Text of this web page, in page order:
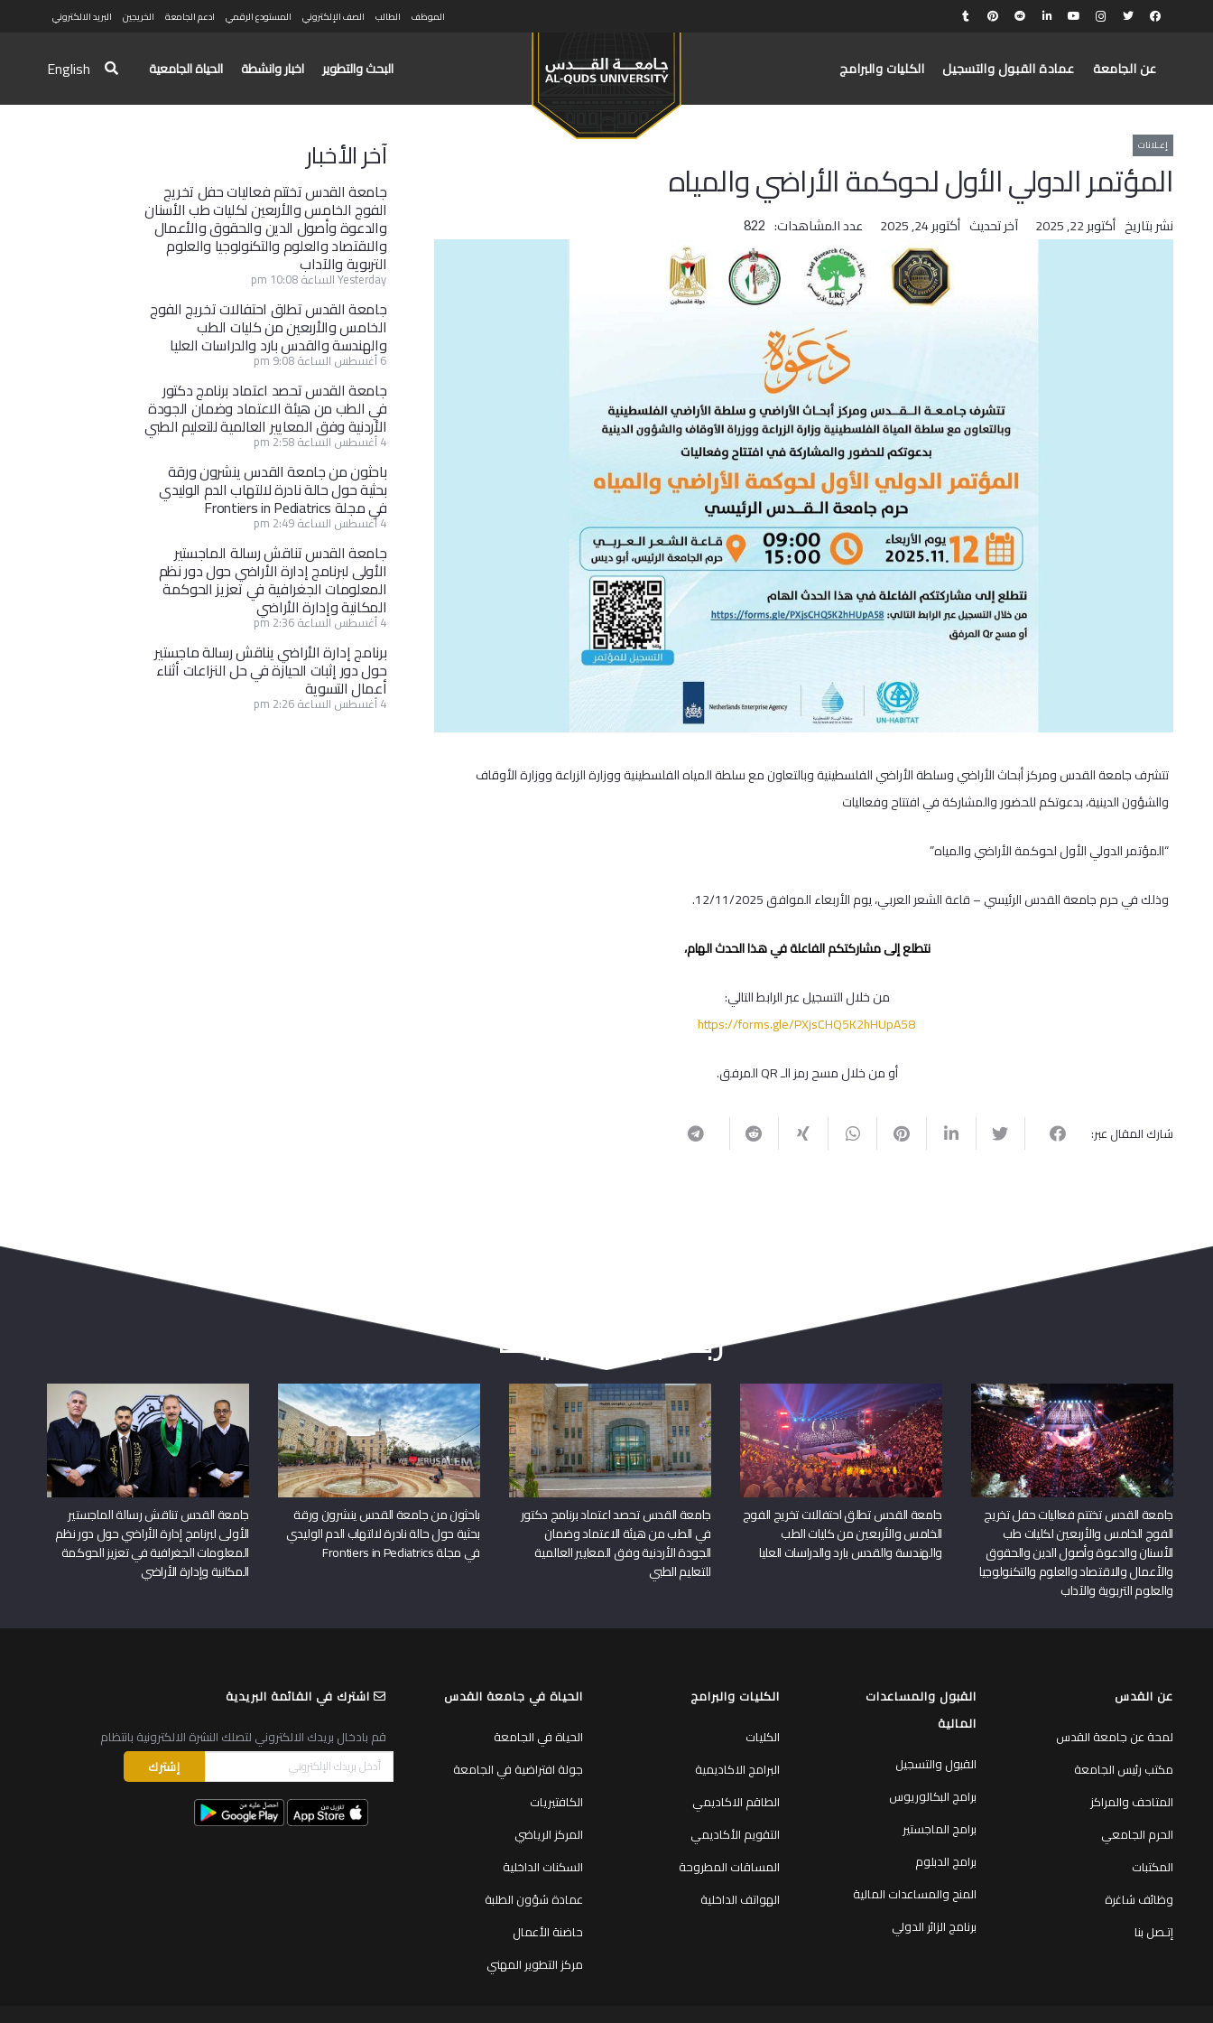
الموظف الطالب الصف الإلكتروني المستودع الرقمي ادعم الجامعة الخريجين البريد الالكتروني
عن الجامعة عمادة القبول والتسجيل الكليات والبرامج البحث والتطوير اخبار وانشطة الحياة الجامعية English
إعـلانات
المؤتمر الدولي الأول لحوكمة الأراضي والمياه
نشر بتاريخ أكتوبر 22, 2025 آخر تحديث أكتوبر 24, 2025 عدد المشاهدات: 822
تتشرف جامعة القدس ومركز أبحاث الأراضي وسلطة الأراضي الفلسطينية وبالتعاون مع سلطة المياه الفلسطينية ووزارة الزراعة ووزارة الأوقاف
والشؤون الدينية، بدعوتكم للحضور والمشاركة في افتتاح وفعاليات
“المؤتمر الدولي الأول لحوكمة الأراضي والمياه”
وذلك في حرم جامعة القدس الرئيسي – قاعة الشعر العربي، يوم الأربعاء الموافق 12/11/2025.
نتطلع إلى مشاركتكم الفاعلة في هذا الحدث الهام،
من خلال التسجيل عبر الرابط التالي:
https://forms.gle/PXjsCHQ5K2hHUpA58
أو من خلال مسح رمز الـ QR المرفق.
شارك المقال عبر:
آخر الأخبار
جامعة القدس تختتم فعاليات حفل تخريج
الفوج الخامس والأربعين لكليات طب الأسنان
والدعوة وأصول الدين والحقوق والأعمال
والاقتصاد والعلوم والتكنولوجيا والعلوم
التربوية والآداب
Yesterday الساعة 10:08 pm
جامعة القدس تطلق احتفالات تخريج الفوج
الخامس والأربعين من كليات الطب
والهندسة والقدس بارد والدراسات العليا
6 أغسطس الساعة 9:08 pm
جامعة القدس تحصد اعتماد برنامج دكتور
في الطب من هيئة الاعتماد وضمان الجودة
الأردنية وفق المعايير العالمية للتعليم الطبي
4 أغسطس الساعة 2:58 pm
باحثون من جامعة القدس ينشرون ورقة
بحثية حول حالة نادرة لالتهاب الدم الوليدي
في مجلة Frontiers in Pediatrics
4 أغسطس الساعة 2:49 pm
جامعة القدس تناقش رسالة الماجستير
الأولى لبرنامج إدارة الأراضي حول دور نظم
المعلومات الجغرافية في تعزيز الحوكمة
المكانية وإدارة الأراضي
4 أغسطس الساعة 2:36 pm
برنامج إدارة الأراضي يناقش رسالة ماجستير
حول دور إثبات الحيازة في حل النزاعات أثناء
أعمال التسوية
4 أغسطس الساعة 2:26 pm
ربما يعجبك أيضا
جامعة القدس تختتم فعاليات حفل تخريج
الفوج الخامس والأربعين لكليات طب
الأسنان والدعوة وأصول الدين والحقوق
والأعمال والاقتصاد والعلوم والتكنولوجيا
والعلوم التربوية والآداب
جامعة القدس تطلق احتفالات تخريج الفوج
الخامس والأربعين من كليات الطب
والهندسة والقدس بارد والدراسات العليا
جامعة القدس تحصد اعتماد برنامج دكتور
في الطب من هيئة الاعتماد وضمان
الجودة الأردنية وفق المعايير العالمية
للتعليم الطبي
باحثون من جامعة القدس ينشرون ورقة
بحثية حول حالة نادرة لالتهاب الدم الوليدي
في مجلة Frontiers in Pediatrics
جامعة القدس تناقش رسالة الماجستير
الأولى لبرنامج إدارة الأراضي حول دور نظم
المعلومات الجغرافية في تعزيز الحوكمة
المكانية وإدارة الأراضي
عن القدس
لمحة عن جامعة القدس
مكتب رئيس الجامعة
المتاحف والمراكز
الحرم الجامعي
المكتبات
وظائف شاغرة
إتـصل بنا
القبول والمساعدات
المالية
القبول والتسجيل
برامج البكالوريوس
برامج الماجستير
برامج الدبلوم
المنح والمساعدات المالية
برنامج الزائر الدولي
الكليات والبرامج
الكليات
البرامج الاكاديمية
الطاقم الاكاديمي
التقويم الأكاديمي
المساقات المطروحة
الهواتف الداخلية
الحياة في جامعة القدس
الحياة في الجامعة
جولة افتراضية في الجامعة
الكافتيريات
المركز الرياضي
السكنات الداخلية
عمادة شؤون الطلبة
حاضنة الأعمال
مركز التطوير المهني
اشترك في القائمة البريدية
قم بادخال بريدك الالكتروني لتصلك النشرة الالكترونية بانتظام